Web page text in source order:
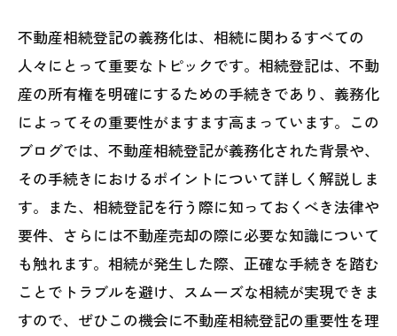
不動産相続登記の義務化は、相続に関わるすべての
人々にとって重要なトピックです。相続登記は、不動
産の所有権を明確にするための手続きであり、義務化
によってその重要性がますます高まっています。この
ブログでは、不動産相続登記が義務化された背景や、
その手続きにおけるポイントについて詳しく解説しま
す。また、相続登記を行う際に知っておくべき法律や
要件、さらには不動産売却の際に必要な知識について
も触れます。相続が発生した際、正確な手続きを踏む
ことでトラブルを避け、スムーズな相続が実現できま
すので、ぜひこの機会に不動産相続登記の重要性を理